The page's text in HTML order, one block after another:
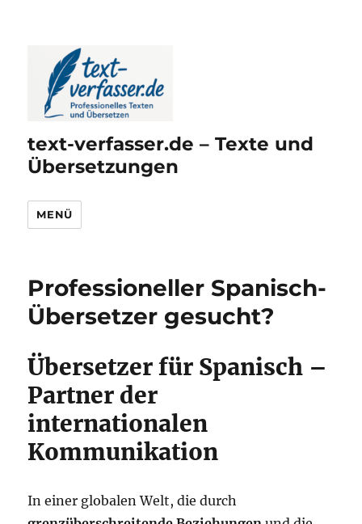
text-verfasser.de – Texte und
Übersetzungen
MENÜ
Professioneller Spanisch-
Übersetzer gesucht?
Übersetzer für Spanisch –
Partner der
internationalen
Kommunikation
In einer globalen Welt, die durch